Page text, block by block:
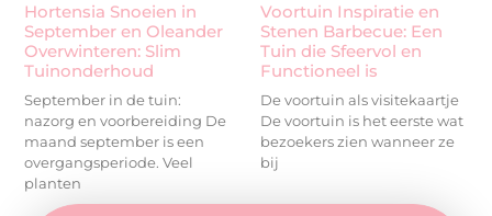
Hortensia Snoeien in
September en Oleander
Overwinteren: Slim
Tuinonderhoud
September in de tuin:
nazorg en voorbereiding De
maand september is een
overgangsperiode. Veel
planten
Voortuin Inspiratie en
Stenen Barbecue: Een
Tuin die Sfeervol en
Functioneel is
De voortuin als visitekaartje
De voortuin is het eerste wat
bezoekers zien wanneer ze
bij